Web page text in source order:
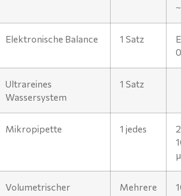
Elektronische Balance 1 Satz
Ultrareines
Wassersystem
1 Satz
Mikropipette 1 jedes
Volumetrischer
Mehrere